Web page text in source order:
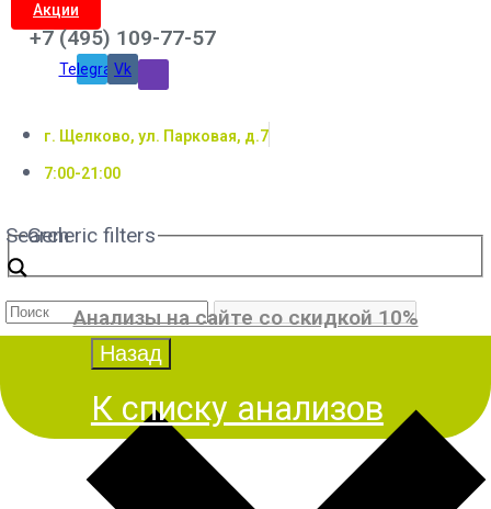
Акции
+7 (495) 109-77-57
TelegramVk
г. Щелково, ул. Парковая, д.7
7:00-21:00
Search
Generic filters
Анализы на сайте со скидкой 10%
К списку анализов